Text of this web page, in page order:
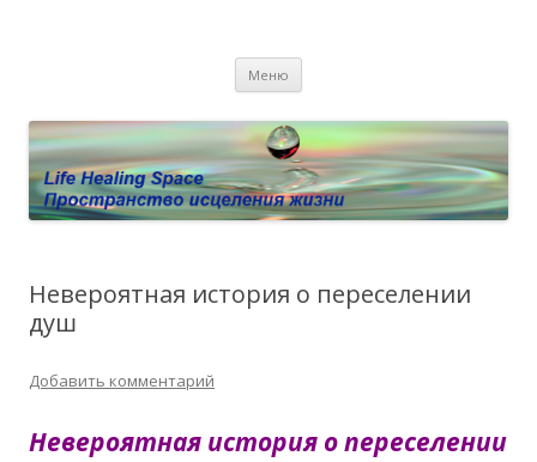
Личный сайт Елены Барымовой
исцелении воспоминанием и ренкарнационике. Услуги.
Меню
Невероятная история о переселении
душ
Добавить комментарий
Невероятная история о переселении